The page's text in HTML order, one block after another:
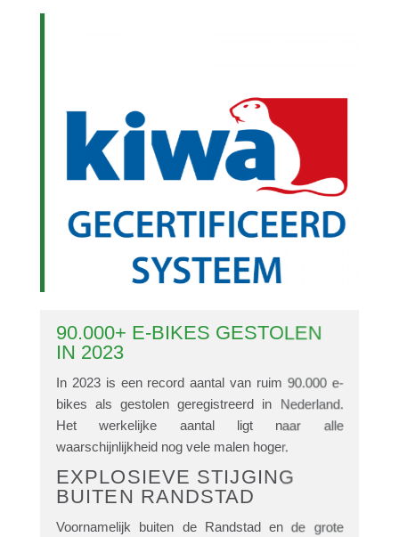
90.000+ E-BIKES GESTOLEN
IN 2023
In 2023 is een record aantal van ruim 90.000 e-
bikes als gestolen geregistreerd in Nederland.
Het werkelijke aantal ligt naar alle
waarschijnlijkheid nog vele malen hoger.
EXPLOSIEVE STIJGING
BUITEN RANDSTAD
Voornamelijk buiten de Randstad en de grote